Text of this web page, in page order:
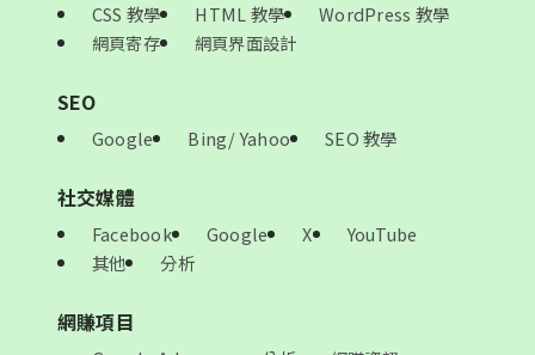
CSS 教學 HTML 教學
WordPress 教學
網頁寄存
網頁界面設計
SEO
Google Bing/ Yahoo SEO 教學
社交媒體
Facebook Google X
YouTube
其他
分析
網賺項目